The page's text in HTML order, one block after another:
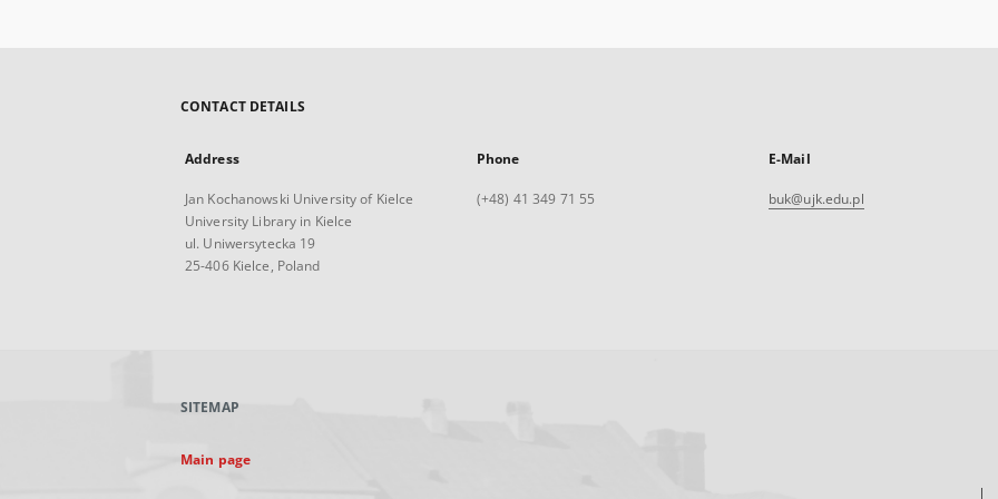
CONTACT DETAILS
Address
Jan Kochanowski University of Kielce
University Library in Kielce
ul. Uniwersytecka 19
25-406 Kielce, Poland
Phone
(+48) 41 349 71 55
E-Mail
buk@ujk.edu.pl
SITEMAP
Main page